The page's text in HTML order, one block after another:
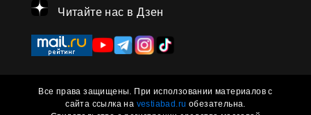
Читайте нас в Дзен
Все права защищены. При исползовании материалов с
сайта ссылка на vestiabad.ru обезательна.